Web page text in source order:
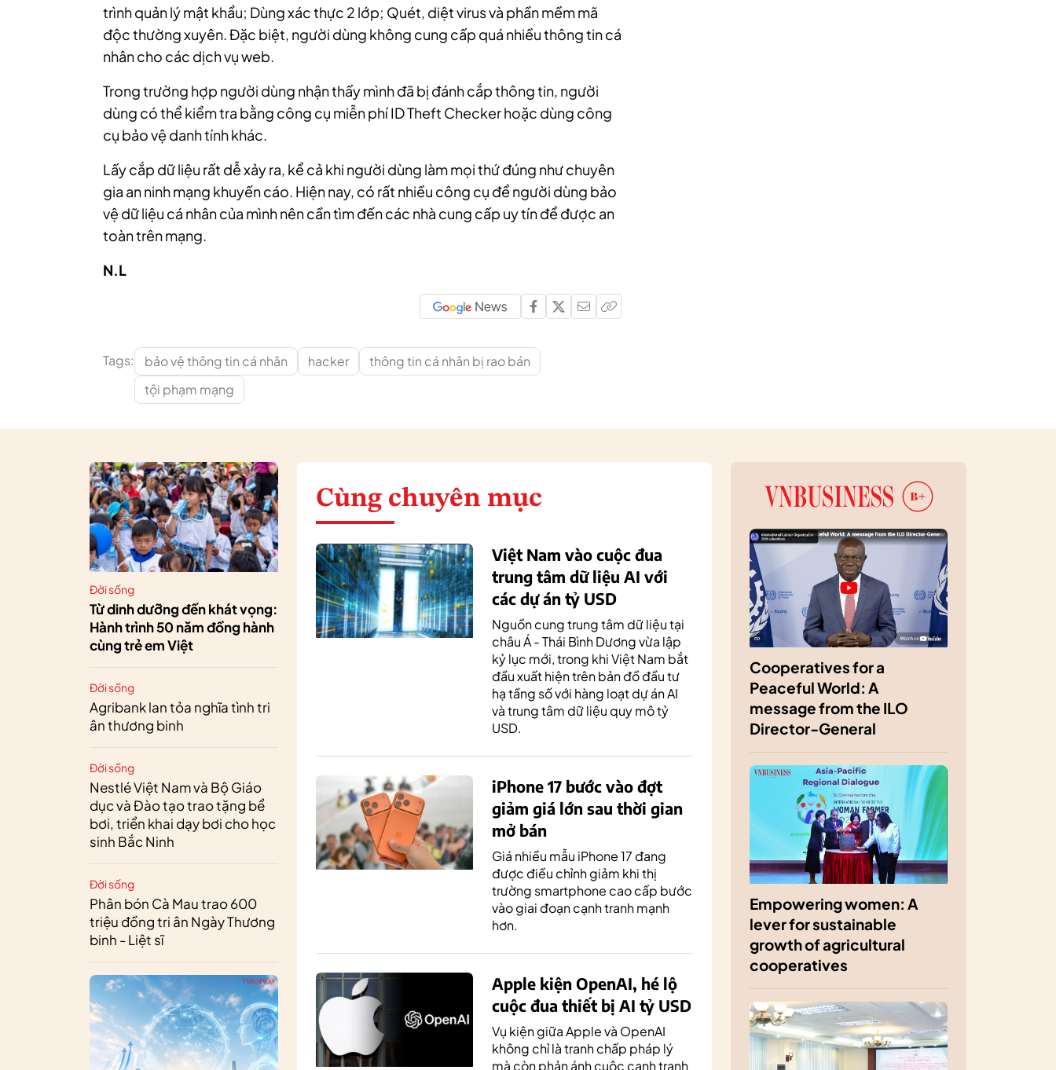
trình quản lý mật khẩu; Dùng xác thực 2 lớp; Quét, diệt virus và phần mềm mã
độc thường xuyên. Đặc biệt, người dùng không cung cấp quá nhiều thông tin cá
nhân cho các dịch vụ web.
Trong trường hợp người dùng nhận thấy mình đã bị đánh cắp thông tin, người
dùng có thể kiểm tra bằng công cụ miễn phí ID Theft Checker hoặc dùng công
cụ bảo vệ danh tính khác.
Lấy cắp dữ liệu rất dễ xảy ra, kể cả khi người dùng làm mọi thứ đúng như chuyên
gia an ninh mạng khuyến cáo. Hiện nay, có rất nhiều công cụ để người dùng bảo
vệ dữ liệu cá nhân của mình nên cần tìm đến các nhà cung cấp uy tín để được an
toàn trên mạng.
N.L
Tags: bảo vệ thông tin cá nhân hacker
thông tin cá nhân bị rao bán
tội phạm mạng
Đời sống
Từ dinh dưỡng đến khát vọng:
Hành trình 50 năm đồng hành
cùng trẻ em Việt
Đời sống
Agribank lan tỏa nghĩa tình tri
ân thương binh
Đời sống
Nestlé Việt Nam và Bộ Giáo
dục và Đào tạo trao tặng bể
bơi, triển khai dạy bơi cho học
sinh Bắc Ninh
Đời sống
Phân bón Cà Mau trao 600
triệu đồng tri ân Ngày Thương
binh - Liệt sĩ
Cùng chuyên mục
Việt Nam vào cuộc đua
trung tâm dữ liệu AI với
các dự án tỷ USD
Nguồn cung trung tâm dữ liệu tại
châu Á - Thái Bình Dương vừa lập
kỷ lục mới, trong khi Việt Nam bắt
đầu xuất hiện trên bản đồ đầu tư
hạ tầng số với hàng loạt dự án AI
và trung tâm dữ liệu quy mô tỷ
USD.
iPhone 17 bước vào đợt
giảm giá lớn sau thời gian
mở bán
Giá nhiều mẫu iPhone 17 đang
được điều chỉnh giảm khi thị
trường smartphone cao cấp bước
vào giai đoạn cạnh tranh mạnh
hơn.
Apple kiện OpenAI, hé lộ
cuộc đua thiết bị AI tỷ USD
Vụ kiện giữa Apple và OpenAI
không chỉ là tranh chấp pháp lý
mà còn phản ánh cuộc cạnh tranh
Cooperatives for a
Peaceful World: A
message from the ILO
Director-General
Empowering women: A
lever for sustainable
growth of agricultural
cooperatives